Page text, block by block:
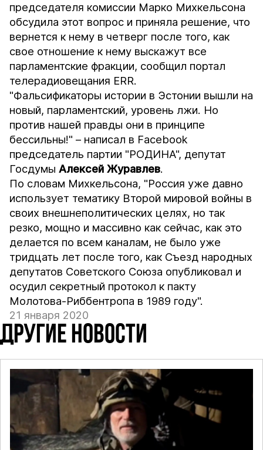
председателя комиссии Марко Михкельсона
обсудила этот вопрос и приняла решение, что
вернется к нему в четверг после того, как
свое отношение к нему выскажут все
парламентские фракции, сообщил портал
телерадиовещания ERR.
"Фальсификаторы истории в Эстонии вышли на
новый, парламентский, уровень лжи. Но
против нашей правды они в принципе
бессильны!" – написал в Facebook
председатель партии "РОДИНА", депутат
ГосдумыАлексей Журавлев.
По словам Михкельсона, "Россия уже давно
использует тематику Второй мировой войны в
своих внешнеполитических целях, но так
резко, мощно и массивно как сейчас, как это
делается по всем каналам, не было уже
тридцать лет после того, как Съезд народных
депутатов Советского Союза опубликовал и
осудил секретный протокол к пакту
Молотова-Риббентропа в 1989 году".
21 января 2020
ДРУГИЕ НОВОСТИ